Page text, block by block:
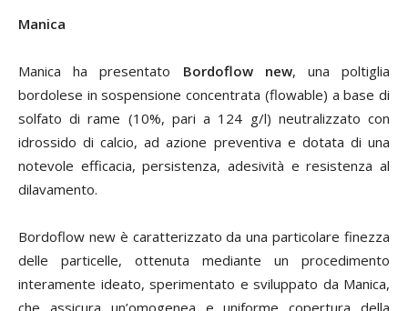
Manica
Manica ha presentato Bordoflow new, una poltiglia
bordolese in sospensione concentrata (flowable) a base di
solfato di rame (10%, pari a 124 g/l) neutralizzato con
idrossido di calcio, ad azione preventiva e dotata di una
notevole efficacia, persistenza, adesività e resistenza al
dilavamento.
Bordoflow new è caratterizzato da una particolare finezza
delle particelle, ottenuta mediante un procedimento
interamente ideato, sperimentato e sviluppato da Manica,